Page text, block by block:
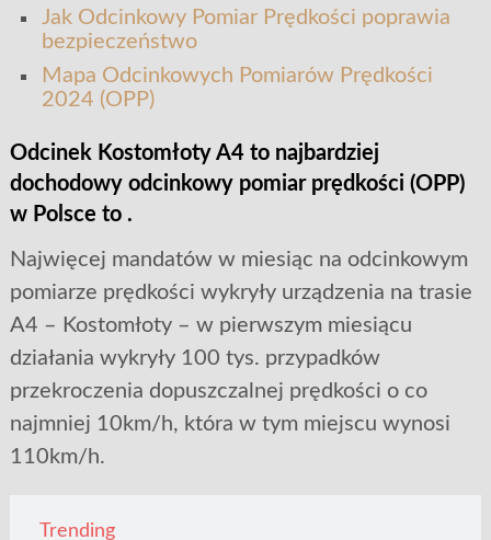
Jak Odcinkowy Pomiar Prędkości poprawia
bezpieczeństwo
Mapa Odcinkowych Pomiarów Prędkości
2024 (OPP)
Odcinek Kostomłoty A4 to najbardziej
dochodowy odcinkowy pomiar prędkości (OPP)
w Polsce to .
Najwięcej mandatów w miesiąc na odcinkowym
pomiarze prędkości wykryły urządzenia na trasie
A4 – Kostomłoty – w pierwszym miesiącu
działania wykryły 100 tys. przypadków
przekroczenia dopuszczalnej prędkości o co
najmniej 10km/h, która w tym miejscu wynosi
110km/h.
Trending